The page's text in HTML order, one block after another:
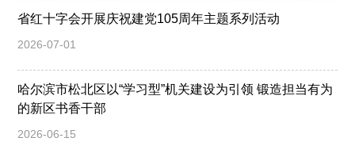
省红十字会开展庆祝建党105周年主题系列活动
2026-07-01
哈尔滨市松北区以“学习型”机关建设为引领 锻造担当有为
的新区书香干部
2026-06-15